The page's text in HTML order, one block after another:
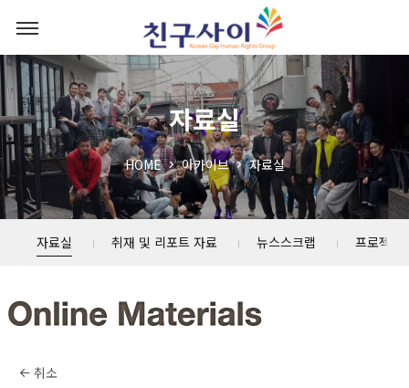
자료실
HOME 아카이브 자료실
자료실 취재 및 리포트 자료 뉴스스크랩 프로젝트
취소